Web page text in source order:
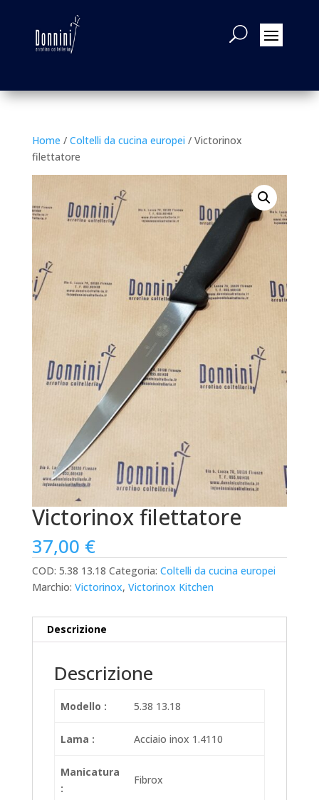
Home / Coltelli da cucina europei / Victorinox
filettatore
Victorinox filettatore
37,00 €
COD: 5.38 13.18 Categoria: Coltelli da cucina europei
Marchio: Victorinox, Victorinox Kitchen
Descrizione
Descrizione
Modello : 5.38 13.18
Lama : Acciaio inox 1.4110
Manicatura
:
Fibrox